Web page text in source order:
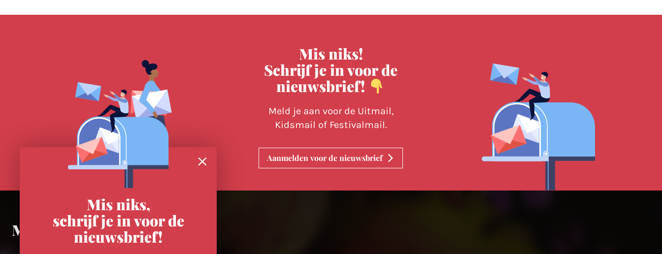
Mis niks!
Schrijf je in voor de
nieuwsbrief!
Meld je aan voor de Uitmail,
Kidsmail of Festivalmail.
Aanmelden voor de nieuwsbrief
Meer in Utrecht
Mis niks,
schrijf je in voor de
nieuwsbrief!